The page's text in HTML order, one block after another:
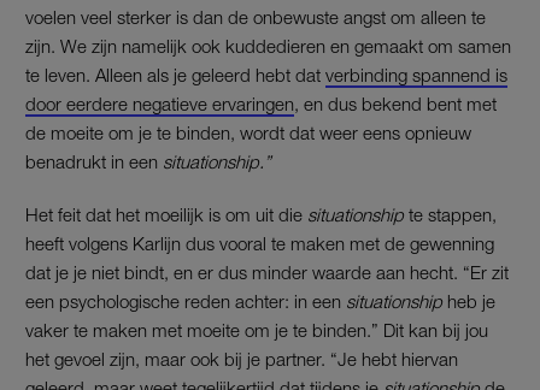
voelen veel sterker is dan de onbewuste angst om alleen te
zijn. We zijn namelijk ook kuddedieren en gemaakt om samen
te leven. Alleen als je geleerd hebt dat verbinding spannend is
door eerdere negatieve ervaringen , en dus bekend bent met
de moeite om je te binden, wordt dat weer eens opnieuw
benadrukt in een situationship.”
Het feit dat het moeilijk is om uit die situationship te stappen,
heeft volgens Karlijn dus vooral te maken met de gewenning
dat je je niet bindt, en er dus minder waarde aan hecht. “Er zit
een psychologische reden achter: in een situationship heb je
vaker te maken met moeite om je te binden.” Dit kan bij jou
het gevoel zijn, maar ook bij je partner. “Je hebt hiervan